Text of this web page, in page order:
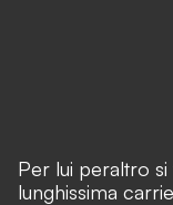
Per lui peraltro si
lunghissima